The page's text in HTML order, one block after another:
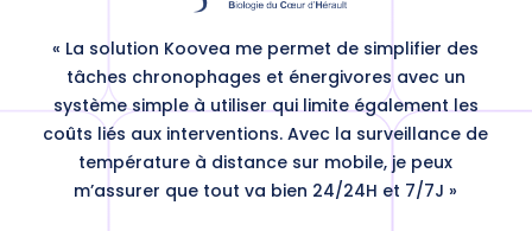
« La solution Koovea me permet de simplifier des
tâches chronophages et énergivores avec un
système simple à utiliser qui limite également les
coûts liés aux interventions. Avec la surveillance de
température à distance sur mobile, je peux
m’assurer que tout va bien 24/24H et 7/7J »